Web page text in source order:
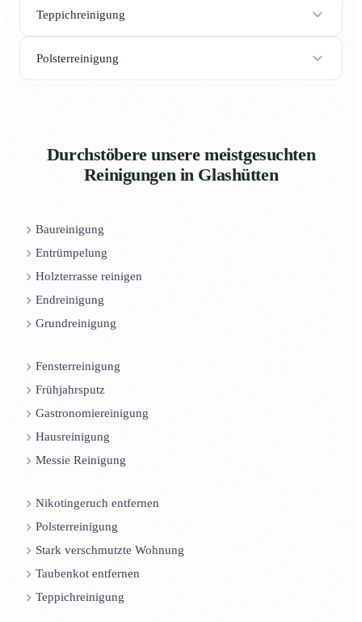
Teppichreinigung
Polsterreinigung
Durchstöbere unsere meistgesuchten
Reinigungen in Glashütten
Baureinigung
Entrümpelung
Holzterrasse reinigen
Endreinigung
Grundreinigung
Fensterreinigung
Frühjahrsputz
Gastronomiereinigung
Hausreinigung
Messie Reinigung
Nikotingeruch entfernen
Polsterreinigung
Stark verschmutzte Wohnung
Taubenkot entfernen
Teppichreinigung